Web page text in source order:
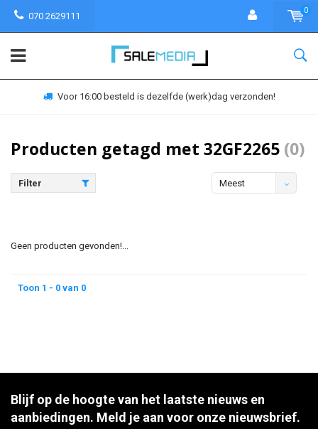
070 2629111
0
Voor 16:00 besteld is dezelfde (werk)dag verzonden!
Producten getagd met 32GF2265 (0)
Filter
Meest
Geen producten gevonden!...
Toon 1 - 0 van 0
Blijf op de hoogte van het laatste nieuws en
aanbiedingen. Meld je aan voor onze nieuwsbrief.